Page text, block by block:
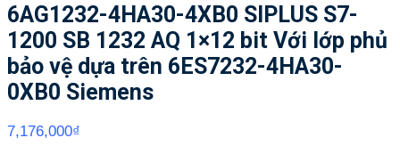
6AG1232-4HA30-4XB0 SIPLUS S7-
1200 SB 1232 AQ 1×12 bit Với lớp phủ
bảo vệ dựa trên 6ES7232-4HA30-
0XB0 Siemens
7,176,000₫